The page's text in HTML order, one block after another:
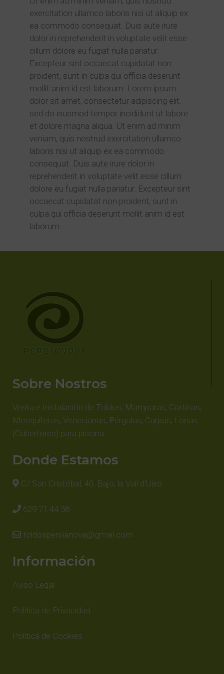
exercitation ullamco laboris nisi ut aliquip ex
ea commodo consequat. Duis aute irure
dolor in reprehenderit in voluptate velit esse
cillum dolore eu fugiat nulla pariatur.
Excepteur sint occaecat cupidatat non
proident, sunt in culpa qui officia deserunt
mollit anim id est laborum. Lorem ipsum
dolor sit amet, consectetur adipiscing elit,
sed do eiusmod tempor incididunt ut labore
et dolore magna aliqua. Ut enim ad minim
veniam, quis nostrud exercitation ullamco
laboris nisi ut aliquip ex ea commodo
consequat. Duis aute irure dolor in
reprehenderit in voluptate velit esse cillum
dolore eu fugiat nulla pariatur. Excepteur sint
occaecat cupidatat non proident, sunt in
culpa qui officia deserunt mollit anim id est
laborum.
Sobre Nostros
Venta e Instalación de Toldos, Mamparas, Cortinas,
Mosquiteras, Venecianas, Pérgolas, Carpas, Lonas
(Cubertores) para piscina…
Donde Estamos
C/ San Cristóbal, 40, Bajo, la Vall d’Uixó
629 71 44 58
toldospersianova@gmail.com
Información
Aviso Legal
Política de Privacidad
Política de Cookies